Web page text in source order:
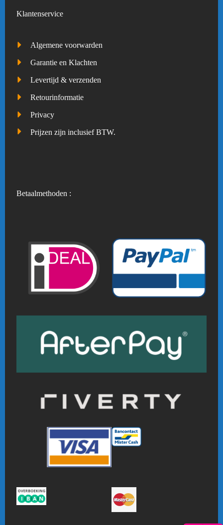
Klantenservice
Algemene voorwarden
Garantie en Klachten
Levertijd & verzenden
Retourinformatie
Privacy
Prijzen zijn inclusief BTW.
Betaalmethoden :